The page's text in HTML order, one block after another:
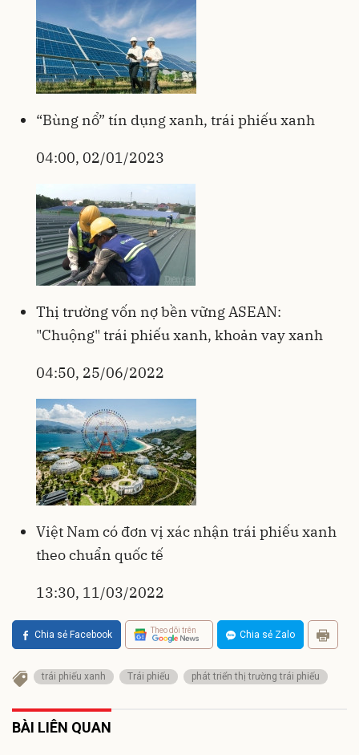
“Bùng nổ” tín dụng xanh, trái phiếu xanh
04:00, 02/01/2023
Thị trường vốn nợ bền vững ASEAN:
"Chuộng" trái phiếu xanh, khoản vay xanh
04:50, 25/06/2022
Việt Nam có đơn vị xác nhận trái phiếu xanh
theo chuẩn quốc tế
13:30, 11/03/2022
Chia sẻ Facebook Theo dõi trên Chia sẻ Zalo
trái phiếu xanh Trái phiếu phát triển thị trường trái phiếu
BÀI LIÊN QUAN